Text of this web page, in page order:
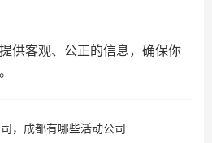
供客观、公正的信息，确保你
，成都有哪些活动公司